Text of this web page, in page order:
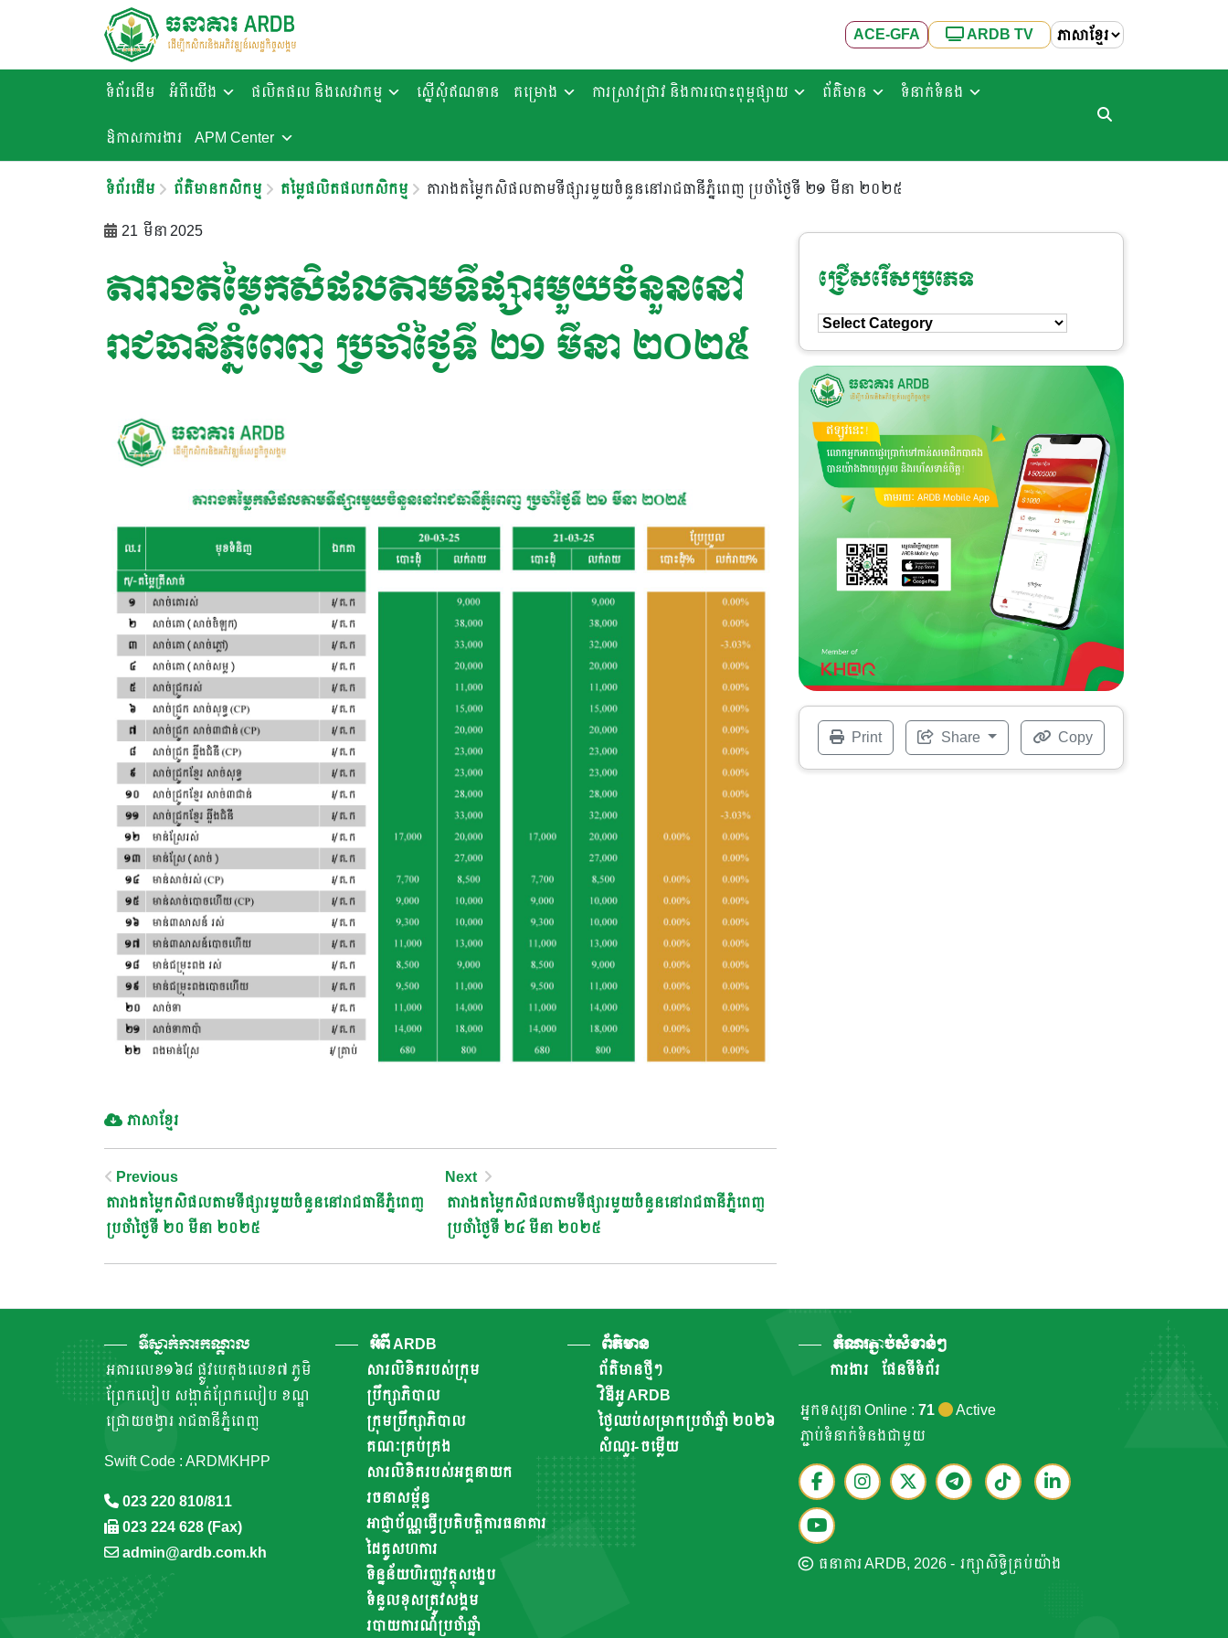
ACE-GFA ARDB TV
ទំព័រដើម អំពីយើង ផលិតផល និងសេវាកម្ម ស្នើសុំឥណទាន គម្រោង ការស្រាវជ្រាវ និងការបោះពុម្ពផ្សាយ ព័ត៌មាន ទំនាក់ទំនង
ឱកាសការងារ​ APM Center
ទំព័រដើម ព័ត៌មានកសិកម្ម តម្លៃផលិតផលកសិកម្ម តារាងតម្លៃកសិផលតាមទីផ្សារមួយចំនួននៅរាជធានីភ្នំពេញ ប្រចាំថ្ងៃទី ២១ មីនា ២០២៥
21 មីនា 2025
តារាងតម្លៃកសិផលតាមទីផ្សារមួយចំនួននៅ
រាជធានីភ្នំពេញ ប្រចាំថ្ងៃទី ២១ មីនា ២០២៥
ភាសាខ្មែរ
Post
Navigation
Previous
តារាងតម្លៃកសិផលតាមទីផ្សារមួយចំនួននៅរាជធានីភ្នំពេញ
ប្រចាំថ្ងៃទី ២០ មីនា ២០២៥
Next
តារាងតម្លៃកសិផលតាមទីផ្សារមួយចំនួននៅរាជធានីភ្នំពេញ
ប្រចាំថ្ងៃទី ២៤ មីនា ២០២៥
ជ្រើសរើសប្រភេទ
ជ្រើសរើស
ប្រភេទ
Print Share Copy
ទីស្នាក់ការកណ្តាល
អគារលេខ១៦៨ ផ្លូវបេតុងលេខ៧ ភូមិ
ព្រែកលៀប សង្កាត់ព្រែកលៀប ខណ្ឌ
ជ្រោយចង្វារ រាជធានីភ្នំពេញ
Swift Code : ARDMKHPP
023 220 810/811
023 224 628 (Fax)
admin@ardb.com.kh
អំពី ARDB
សារលិខិតរបស់ក្រុម
ប្រឹក្សាភិបាល
ក្រុមប្រឹក្សាភិបាល
គណៈគ្រប់គ្រង
សារលិខិតរបស់អគ្គនាយក
រចនាសម្ព័ន្ធ
អាជ្ញាប័ណ្ណធ្វើប្រតិបត្តិការធនាគារ
ដៃគូសហការ
ទិន្នន័យហិរញ្ញវត្ថុសង្ខេប
ទំនួលខុសត្រូវសង្គម
របាយការណ៍​ប្រចាំ​ឆ្នាំ
ព័ត៌មាន
ព័ត៌មានថ្មីៗ
វិឌីអូ ARDB
ថ្ងៃឈប់សម្រាកប្រចាំឆ្នាំ ២០២៦
សំណួរ-ចម្លើយ
តំណរភ្ជាប់សំខាន់ៗ
ការងារ
ផែនទីទំព័រ
អ្នកទស្សនា Online : 71
Active
ភ្ជាប់ទំនាក់ទំនងជាមួយ
ធនាគារ ARDB, 2026 - រក្សាសិទ្ធិគ្រប់យ៉ាង